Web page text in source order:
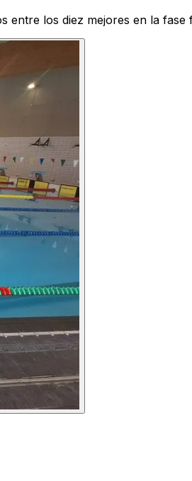
entre los diez mejores en la fase